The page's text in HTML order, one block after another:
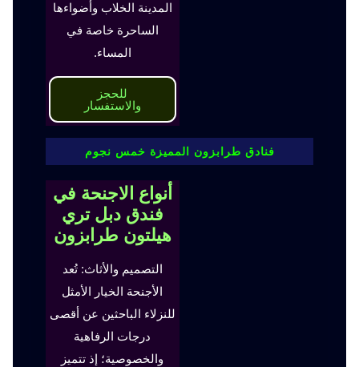
المدينة الخلاب وأضواءها
الساحرة خاصة في
المساء.
للحجز
والاستفسار
فنادق طرابزون المميزة خمس نجوم
أنواع الاجنحة في
فندق دبل تري
هيلتون طرابزون
التصميم والأثاث: تُعد
الأجنحة الخيار الأمثل
للنزلاء الباحثين عن أقصى
درجات الرفاهية
والخصوصية؛ إذ تتميز